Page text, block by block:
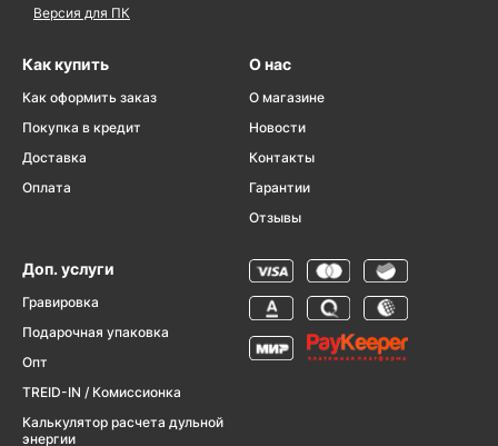
Версия для ПК
Как купить
Как оформить заказ
Покупка в кредит
Доставка
Оплата
О нас
О магазине
Новости
Контакты
Гарантии
Отзывы
Доп. услуги
Гравировка
Подарочная упаковка
Опт
TREID-IN / Комиссионка
Калькулятор расчета дульной
энергии